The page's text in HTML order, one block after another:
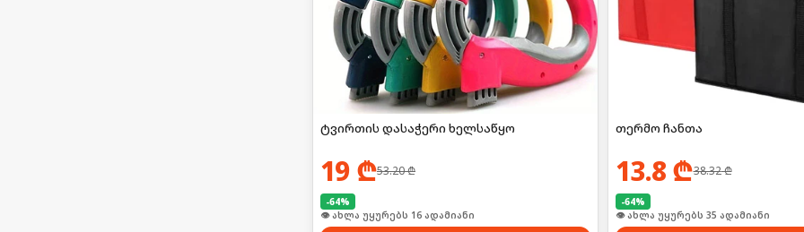
ტვირთის დასაჭერი ხელსაწყო
19₾53.20₾
-64%
👁 ახლა უყურებს 16 ადამიანი
თერმო ჩანთა
13.8₾38.32₾
-64%
👁 ახლა უყურებს 35 ადამიანი